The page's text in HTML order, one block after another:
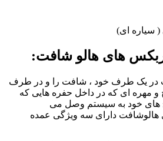
( سیاره ای)
های هالو شافت:
در یک طرف خود ، شافت را و در طرف
و مهره ای که در داخل حفره هایی که
های خود به سیستم وصل می
هالوشافت دارای سه ویژگی عمده